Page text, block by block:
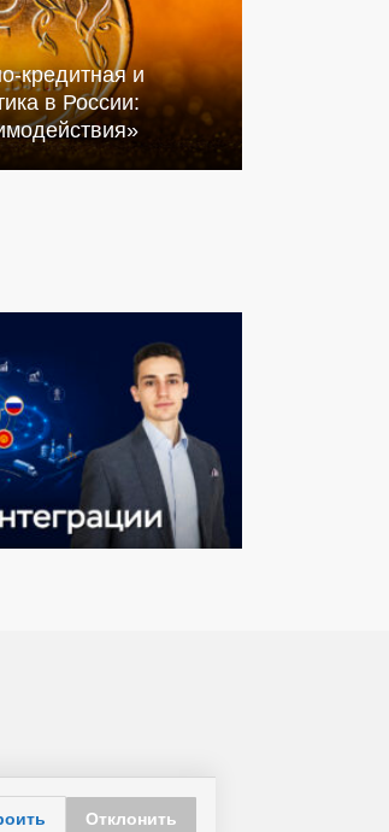
кредитная и
в России:
Отклонить